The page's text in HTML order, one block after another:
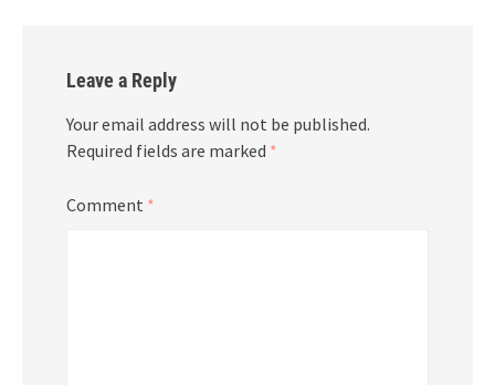
Leave a Reply
Your email address will not be published.
Required fields are marked *
Comment *